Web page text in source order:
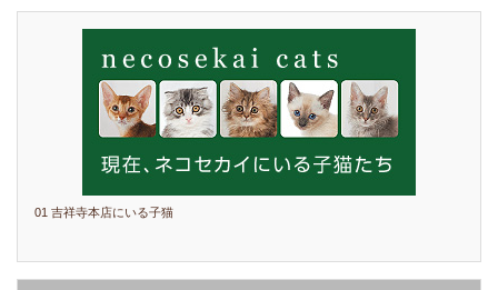
01 吉祥寺本店にいる子猫